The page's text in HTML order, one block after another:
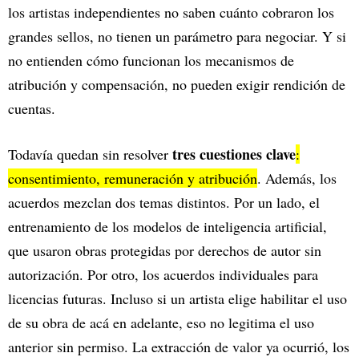
los artistas independientes no saben cuánto cobraron los
grandes sellos, no tienen un parámetro para negociar. Y si
no entienden cómo funcionan los mecanismos de
atribución y compensación, no pueden exigir rendición de
cuentas.
Todavía quedan sin resolver tres cuestiones clave:
consentimiento, remuneración y atribución. Además, los
acuerdos mezclan dos temas distintos. Por un lado, el
entrenamiento de los modelos de inteligencia artificial,
que usaron obras protegidas por derechos de autor sin
autorización. Por otro, los acuerdos individuales para
licencias futuras. Incluso si un artista elige habilitar el uso
de su obra de acá en adelante, eso no legitima el uso
anterior sin permiso. La extracción de valor ya ocurrió, los